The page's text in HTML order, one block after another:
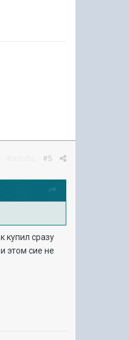
#5
купил сразу
этом сие не